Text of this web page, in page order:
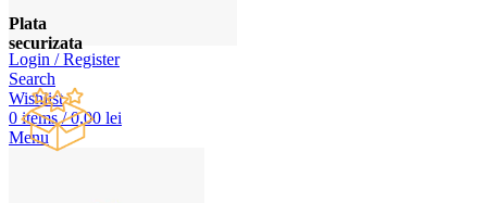
Login / Register
Search
Wishlist
0items / 0,00 lei
Menu
Plata
securizata